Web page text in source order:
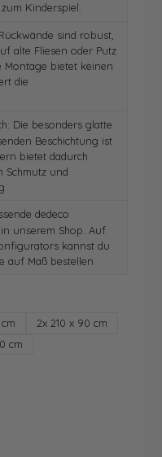
Kinderspiel.
sind robust,
alte Fliesen oder Putz
Montage bietet keinen
die
Die besonders glatte
Beschichtung ist
bietet dadurch
Schmutz und
dedeco
unserem Shop. Auf
kannst du
auf Maß bestellen
2x 210 x 90 cm
cm